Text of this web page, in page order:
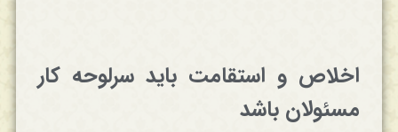
اخلاص و استقامت باید سرلوحه کار
مسئولان باشد